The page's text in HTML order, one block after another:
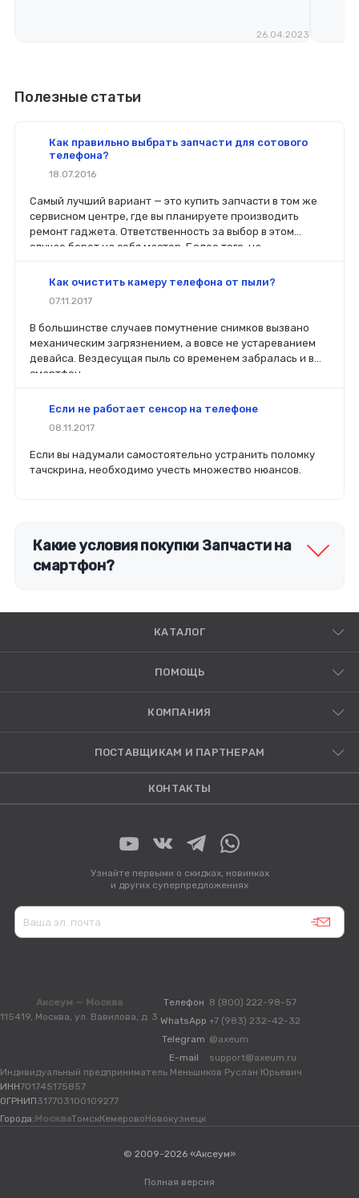
26.04.2023
Полезные статьи
Как правильно выбрать запчасти для сотового
телефона?
18.07.2016
Самый лучший вариант — это купить запчасти в том же
сервисном центре, где вы планируете производить
ремонт гаджета. Ответственность за выбор в этом
случае берет на себя мастер. Более того, на
вы планируете делать ремонт самостоятельно, то выбор
перед покупкой нового модуля старый был в руках. Так
легче сориентироваться в разъемах, элементах
крепления, электрических параметрах и прочих
характеристиках.
Как очистить камеру телефона от пыли?
07.11.2017
В большинстве случаев помутнение снимков вызвано
механическим загрязнением, а вовсе не устареванием
девайса. Вездесущая пыль со временем забралась и в
смартфон.
Если не работает сенсор на телефоне
08.11.2017
Если вы надумали самостоятельно устранить поломку
тачскрина, необходимо учесть множество нюансов.
Какие условия покупки Запчасти на
смартфон?
КАТАЛОГ
ПОМОЩЬ
КОМПАНИЯ
ПОСТАВЩИКАМ И ПАРТНЕРАМ
КОНТАКТЫ
Узнайте первыми о скидках, новинках
и других суперпредложениях
Аксеум — Москва
115419, Москва, ул. Вавилова, д. 3
Телефон 8 (800) 222-98-57
WhatsApp +7 (983) 232-42-32
Telegram @axeum
E-mail
support@axeum.ru
Индивидуальный предприниматель Меньшиков Руслан Юрьевич
ИНН701745175857
ОГРНИП317703100109277
Города: МоскваТомскКемеровоНовокузнецк
© 2009-2026 «Аксеум»
Полная версия